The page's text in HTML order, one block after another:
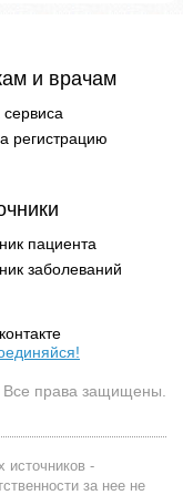
и врачам
регистрацию
пациента
заболеваний
права защищены.
источников -
за нее не